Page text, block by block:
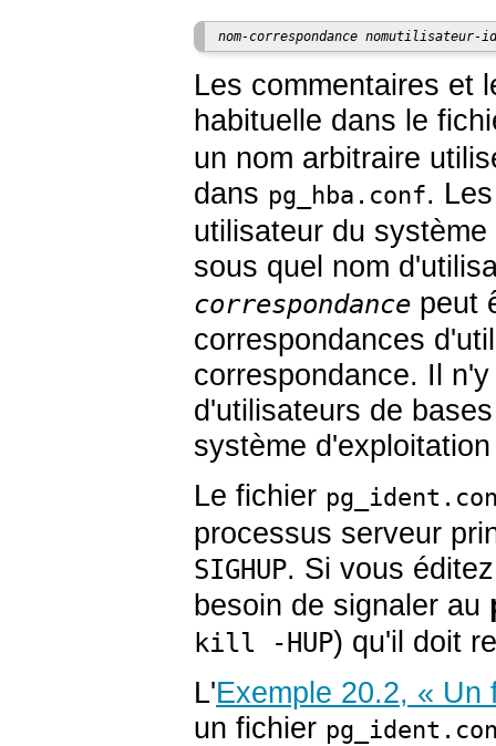
nom-correspondance nomutilisateur-
Les commentaires et
habituelle dans le
un nom arbitraire
dans pg_hba.conf.
utilisateur du
sous quel nom
correspondance peut
correspondances
correspondance. Il
d'utilisateurs de
système
Le fichier
processus serveur
SIGHUP. Si vous
besoin de signaler au
kill -HUP) qu'il doit
L'Exemple 20.2, « Un
un fichier